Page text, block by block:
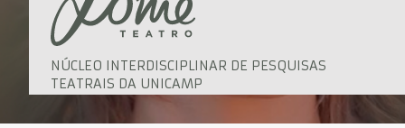
NÚCLEO INTERDISCIPLINAR DE PESQUISAS
TEATRAIS DA UNICAMP